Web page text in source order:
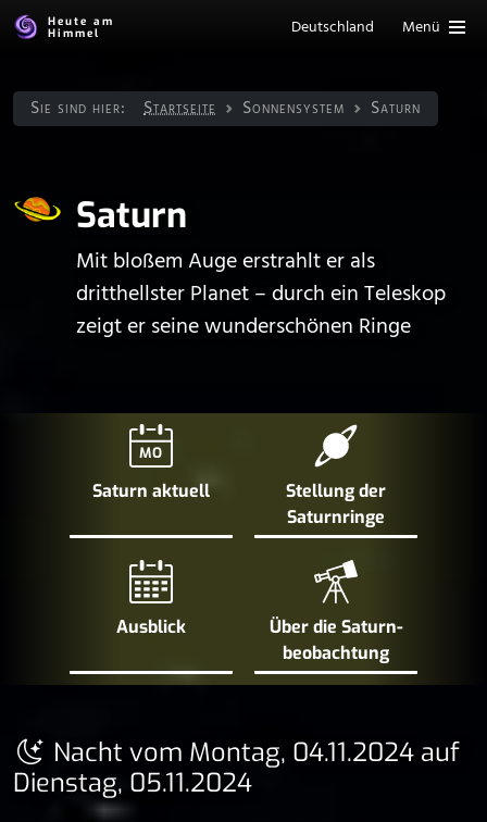
Heute am
Himmel
Deutschland Menü
Sie sind hier: Startseite Sonnen­system Saturn
Saturn
Mit bloßem Auge erstrahlt er als
dritthellster Planet – durch ein Teleskop
zeigt er seine wunderschönen Ringe
MO
Saturn aktuell
Stellung der
Saturn­ringe
Ausblick
Über die Saturn­
beobachtung
Nacht vom Montag, 04.11.2024 auf
Dienstag, 05.11.2024